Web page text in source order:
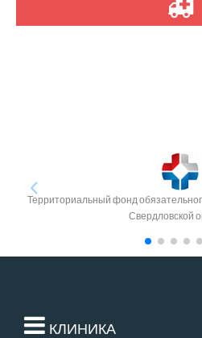
Территориальный фонд
Свердловской
КЛИНИКА